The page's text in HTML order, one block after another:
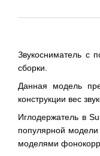
Звукосниматель с
сборки.
Данная модель
конструкции вес
Иглодержатель в
популярной
моделями